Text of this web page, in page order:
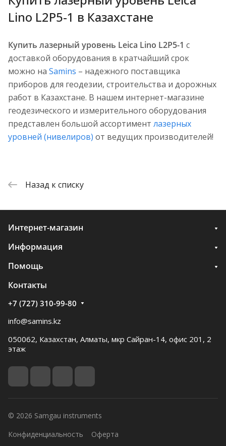
Lino L2P5-1 в Казахстане
Купить лазерный уровень Leica Lino L2P5-1 с
доставкой оборудования в кратчайший срок
можно на Samins – надежного поставщика
приборов для геодезии, строительства и дорожных
работ в Казахстане. В нашем интернет-магазине
геодезического и измерительного оборудования
представлен большой ассортимент лазерных
уровней (нивелиров) от ведущих производителей!
Назад к списку
Интернет-магазин
Информация
Помощь
Контакты
+7 (727) 310-99-80
info@samins.kz
050062, Казахстан, Алматы, мкр Сайран-14, офис 201, 2
этаж
© 2026 Samgau instruments
Конфиденциальность
Оферта
нашем сайте. Продолжая просмотр страниц нашего
сайта, вы принимаете условия использования.